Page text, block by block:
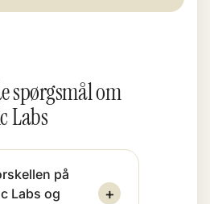
spørgsmål om
Labs
på
Labs og
+